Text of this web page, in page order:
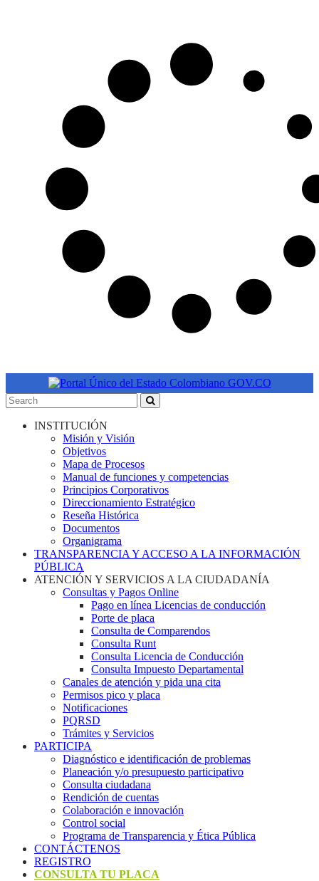
INSTITUCIÓN
Misión y Visión
Objetivos
Mapa de Procesos
Manual de funciones y competencias
Principios Corporativos
Direccionamiento Estratégico
Reseña Histórica
Documentos
Organigrama
TRANSPARENCIA Y ACCESO A LA INFORMACIÓN
PÚBLICA
ATENCIÓN Y SERVICIOS A LA CIUDADANÍA
Consultas y Pagos Online
Pago en línea Licencias de conducción
Porte de placa
Consulta de Comparendos
Consulta Runt
Consulta Licencia de Conducción
Consulta Impuesto Departamental
Canales de atención y pida una cita
Permisos pico y placa
Notificaciones
PQRSD
Trámites y Servicios
PARTICIPA
Diagnóstico e identificación de problemas
Planeación y/o presupuesto participativo​
Consulta ciudadana
Rendición de cuentas
Colaboración e innovación
Control social
Programa de Transparencia y Ética Pública
CONTÁCTENOS
REGISTRO
CONSULTA TU PLACA